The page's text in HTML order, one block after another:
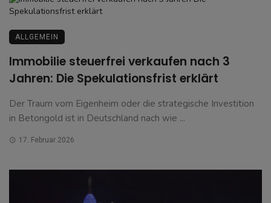
ALLGEMEIN
Immobilie steuerfrei verkaufen nach 3
Jahren: Die Spekulationsfrist erklärt
Der Traum vom Eigenheim oder die strategische Investition
in Betongold ist in Deutschland nach wie ...
17. Februar 2026